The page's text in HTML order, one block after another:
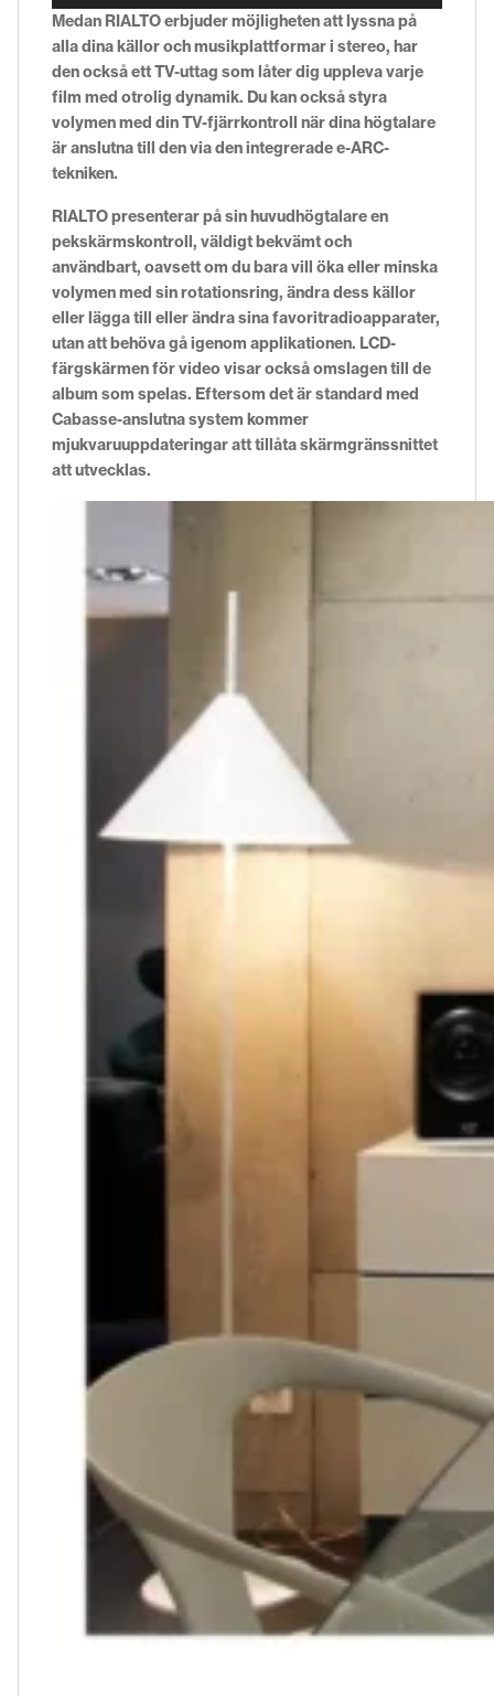
Medan RIALTO erbjuder möjligheten att lyssna på
alla dina källor och musikplattformar i stereo, har
den också ett TV-uttag som låter dig uppleva varje
film med otrolig dynamik. Du kan också styra
volymen med din TV-fjärrkontroll när dina högtalare
är anslutna till den via den integrerade e-ARC-
tekniken.
RIALTO presenterar på sin huvudhögtalare en
pekskärmskontroll, väldigt bekvämt och
användbart, oavsett om du bara vill öka eller minska
volymen med sin rotationsring, ändra dess källor
eller lägga till eller ändra sina favoritradioapparater,
utan att behöva gå igenom applikationen. LCD-
färgskärmen för video visar också omslagen till de
album som spelas. Eftersom det är standard med
Cabasse-anslutna system kommer
mjukvaruuppdateringar att tillåta skärmgränssnittet
att utvecklas.